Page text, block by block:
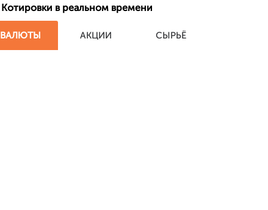
Котировки в реальном времени
ВАЛЮТЫ АКЦИИ СЫРЬЁ